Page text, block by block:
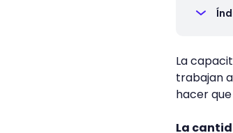
La
trabajan
hacer
La